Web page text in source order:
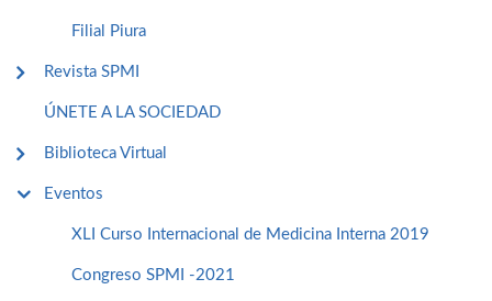
Filial Piura
Revista SPMI
ÚNETE A LA SOCIEDAD
Biblioteca Virtual
Eventos
XLI Curso Internacional de Medicina Interna 2019
Congreso SPMI -2021